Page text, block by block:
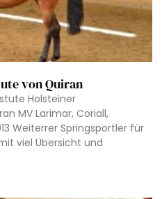
von Quiran
Holsteiner
MV Larimar, Coriall,
Weiterrer Springsportler für
viel Übersicht und